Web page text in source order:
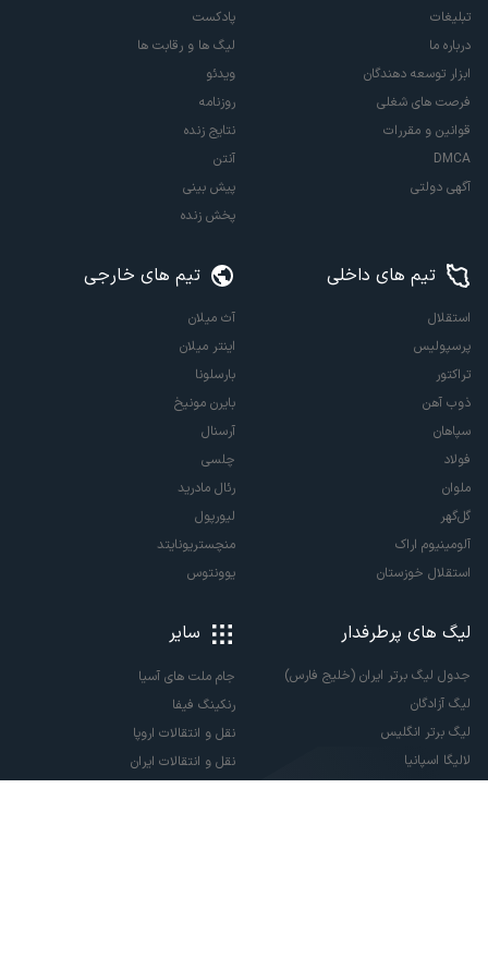
تبلیغات
درباره ما
ابزار توسعه دهندگان
فرصت های شغلی
قوانین و مقررات
DMCA
آگهی دولتی
پادکست
لیگ ها و رقابت ها
ویدئو
روزنامه
نتایج زنده
آنتن
پیش بینی
پخش زنده
تیم های داخلی
استقلال
پرسپولیس
تراکتور
ذوب آهن
سپاهان
فولاد
ملوان
گل‌گهر
آلومینیوم اراک
استقلال خوزستان
تیم های خارجی
آث میلان
اینتر میلان
بارسلونا
بایرن مونیخ
آرسنال
چلسی
رئال مادرید
لیورپول
منچستریونایتد
یوونتوس
لیگ های پرطرفدار
جدول لیگ برتر ایران (خلیج فارس)
لیگ آزادگان
لیگ برتر انگلیس
لالیگا اسپانیا
سایر
جام ملت های آسیا
رنکینگ فیفا
نقل و انتقالات اروپا
نقل و انتقالات ایران